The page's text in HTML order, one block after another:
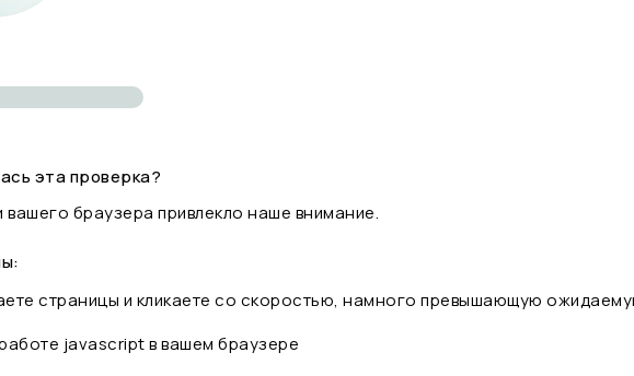
эта проверка?
вашего браузера привлекло наше внимание.
страницы и кликаете со скоростью, намного превышающую
javascript в вашем браузере